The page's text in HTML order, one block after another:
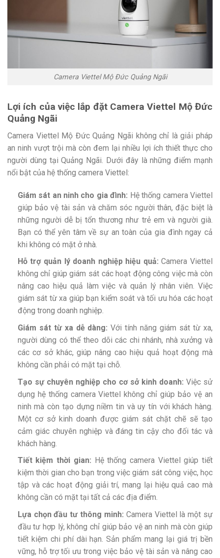
Camera Viettel Mộ Đức Quảng Ngãi
Lợi ích của việc lắp đặt Camera Viettel Mộ Đức
Quảng Ngãi
Camera Viettel Mộ Đức Quảng Ngãi không chỉ là giải pháp
an ninh vượt trội mà còn đem lại nhiều lợi ích thiết thực cho
người dùng tại Quảng Ngãi. Dưới đây là những điểm mạnh
nổi bật của hệ thống camera Viettel:
Giám sát an ninh cho gia đình: Hệ thống camera Viettel
giúp bảo vệ tài sản và chăm sóc người thân, đặc biệt là
những người dễ bị tổn thương như trẻ em và người già.
Bạn có thể yên tâm về sự an toàn của gia đình ngay cả
khi không có mặt ở nhà.
Hỗ trợ quản lý doanh nghiệp hiệu quả: Camera Viettel
không chỉ giúp giám sát các hoạt động công việc mà còn
nâng cao hiệu quả làm việc và quản lý nhân viên. Việc
giám sát từ xa giúp bạn kiểm soát và tối ưu hóa các hoạt
động trong doanh nghiệp.
Giám sát từ xa dễ dàng: Với tính năng giám sát từ xa,
người dùng có thể theo dõi các chi nhánh, nhà xưởng và
các cơ sở khác, giúp nâng cao hiệu quả hoạt động mà
không cần phải có mặt tại chỗ.
Tạo sự chuyên nghiệp cho cơ sở kinh doanh: Việc sử
dụng hệ thống camera Viettel không chỉ giúp bảo vệ an
ninh mà còn tạo dựng niềm tin và uy tín với khách hàng.
Một cơ sở kinh doanh được giám sát chặt chẽ sẽ tạo
cảm giác chuyên nghiệp và đáng tin cậy cho đối tác và
khách hàng.
Tiết kiệm thời gian: Hệ thống camera Viettel giúp tiết
kiệm thời gian cho bạn trong việc giám sát công việc, học
tập và các hoạt động giải trí, mang lại hiệu quả cao mà
không cần có mặt tại tất cả các địa điểm.
Lựa chọn đầu tư thông minh: Camera Viettel là một sự
đầu tư hợp lý, không chỉ giúp bảo vệ an ninh mà còn giúp
tiết kiệm chi phí dài hạn. Sản phẩm mang lại giá trị bền
vững, hỗ trợ tối ưu trong việc bảo vệ tài sản và nâng cao